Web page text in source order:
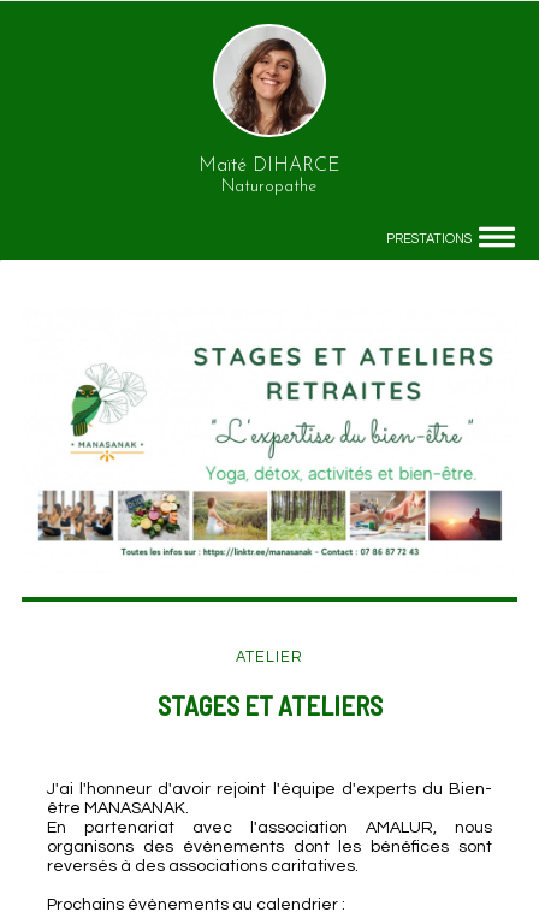
Maïté DIHARCE
Naturopathe
PRESTATIONS
ATELIER
STAGES ET ATELIERS
J'ai l'honneur d'avoir rejoint l'équipe d'experts du Bien-
être MANASANAK.
En partenariat avec l'association AMALUR, nous
organisons des évènements dont les bénéfices sont
reversés à des associations caritatives.
Prochains évènements au calendrier :